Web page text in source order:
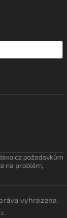
požadavkům
na problém,
vyhrazena.